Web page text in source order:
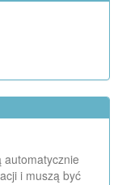
automatycznie
i muszą być